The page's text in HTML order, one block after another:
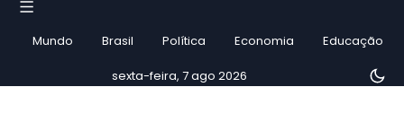
Mundo Brasil Política Economia Educação
sexta-feira, 7 ago 2026